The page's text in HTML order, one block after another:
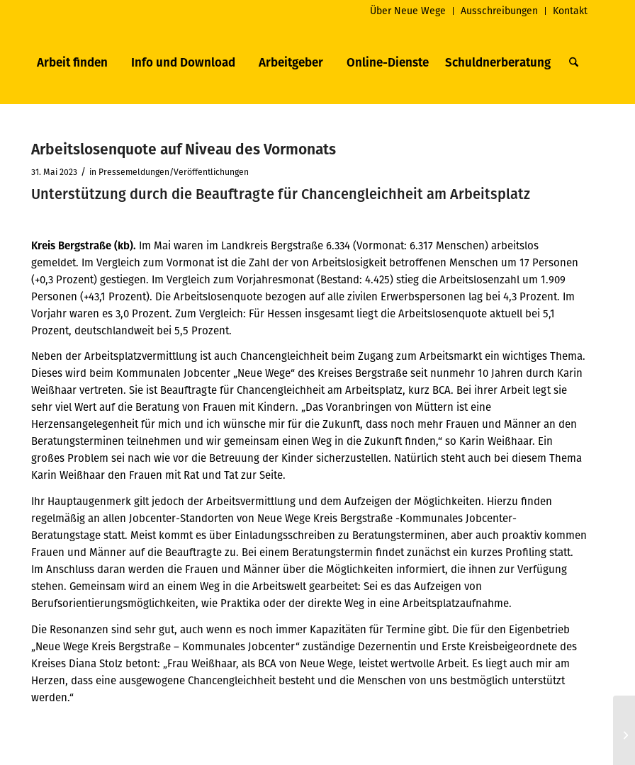
Über Neue Wege Ausschreibungen Kontakt
Arbeit finden Info und Download Arbeitgeber Online-Dienste Schuldnerberatung
Arbeitslosenquote auf Niveau des Vormonats
31. Mai 2023 / in Pressemeldungen/Veröffentlichungen
Unterstützung durch die Beauftragte für Chancengleichheit am Arbeitsplatz
Kreis Bergstraße (kb). Im Mai waren im Landkreis Bergstraße 6.334 (Vormonat: 6.317 Menschen) arbeitslos
gemeldet. Im Vergleich zum Vormonat ist die Zahl der von Arbeitslosigkeit betroffenen Menschen um 17 Personen
(+0,3 Prozent) gestiegen. Im Vergleich zum Vorjahresmonat (Bestand: 4.425) stieg die Arbeitslosenzahl um 1.909
Personen (+43,1 Prozent). Die Arbeitslosenquote bezogen auf alle zivilen Erwerbspersonen lag bei 4,3 Prozent. Im
Vorjahr waren es 3,0 Prozent. Zum Vergleich: Für Hessen insgesamt liegt die Arbeitslosenquote aktuell bei 5,1
Prozent, deutschlandweit bei 5,5 Prozent.
Neben der Arbeitsplatzvermittlung ist auch Chancengleichheit beim Zugang zum Arbeitsmarkt ein wichtiges Thema.
Dieses wird beim Kommunalen Jobcenter „Neue Wege“ des Kreises Bergstraße seit nunmehr 10 Jahren durch Karin
Weißhaar vertreten. Sie ist Beauftragte für Chancengleichheit am Arbeitsplatz, kurz BCA. Bei ihrer Arbeit legt sie
sehr viel Wert auf die Beratung von Frauen mit Kindern. „Das Voranbringen von Müttern ist eine
Herzensangelegenheit für mich und ich wünsche mir für die Zukunft, dass noch mehr Frauen und Männer an den
Beratungsterminen teilnehmen und wir gemeinsam einen Weg in die Zukunft finden,“ so Karin Weißhaar. Ein
großes Problem sei nach wie vor die Betreuung der Kinder sicherzustellen. Natürlich steht auch bei diesem Thema
Karin Weißhaar den Frauen mit Rat und Tat zur Seite.
Ihr Hauptaugenmerk gilt jedoch der Arbeitsvermittlung und dem Aufzeigen der Möglichkeiten. Hierzu finden
regelmäßig an allen Jobcenter-Standorten von Neue Wege Kreis Bergstraße -Kommunales Jobcenter-
Beratungstage statt. Meist kommt es über Einladungsschreiben zu Beratungsterminen, aber auch proaktiv kommen
Frauen und Männer auf die Beauftragte zu. Bei einem Beratungstermin findet zunächst ein kurzes Profiling statt.
Im Anschluss daran werden die Frauen und Männer über die Möglichkeiten informiert, die ihnen zur Verfügung
stehen. Gemeinsam wird an einem Weg in die Arbeitswelt gearbeitet: Sei es das Aufzeigen von
Berufsorientierungsmöglichkeiten, wie Praktika oder der direkte Weg in eine Arbeitsplatzaufnahme.
Die Resonanzen sind sehr gut, auch wenn es noch immer Kapazitäten für Termine gibt. Die für den Eigenbetrieb
„Neue Wege Kreis Bergstraße – Kommunales Jobcenter“ zuständige Dezernentin und Erste Kreisbeigeordnete des
Kreises Diana Stolz betont: „Frau Weißhaar, als BCA von Neue Wege, leistet wertvolle Arbeit. Es liegt auch mir am
Herzen, dass eine ausgewogene Chancengleichheit besteht und die Menschen von uns bestmöglich unterstützt
werden.“